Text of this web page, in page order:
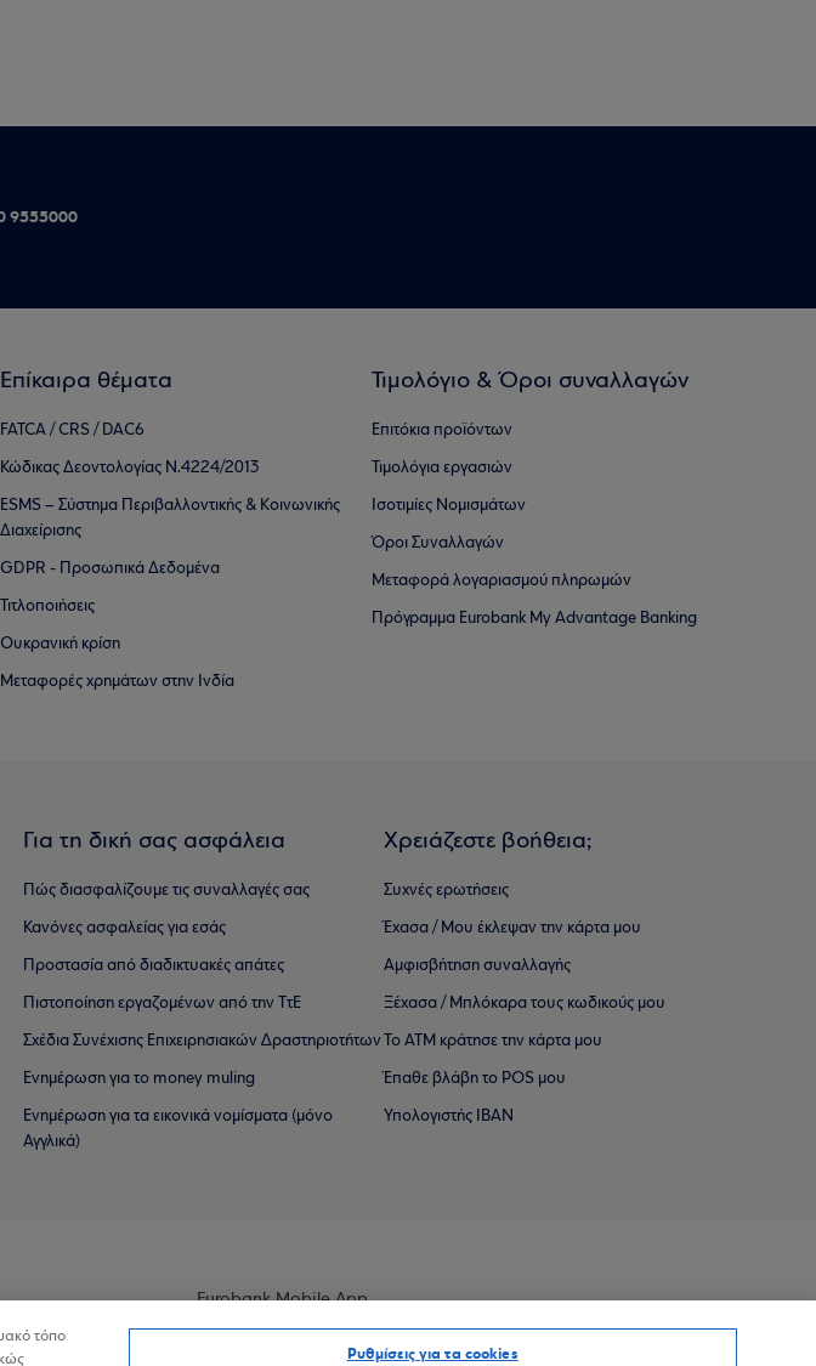
9555000
Επίκαιρα θέματα
FATCA / CRS / DAC6
Κώδικας Δεοντολογίας Ν.4224/2013
ESMS – Σύστημα Περιβαλλοντικής & Κοινωνικής
Διαχείρισης
GDPR - Προσωπικά Δεδομένα
Τιτλοποιήσεις
Ουκρανική κρίση
Μεταφορές χρημάτων στην Ινδία
Τιμολόγιο & Όροι συναλλαγών
Επιτόκια προϊόντων
Τιμολόγια εργασιών
Ισοτιμίες Νομισμάτων
Όροι Συναλλαγών
Μεταφορά λογαριασμού πληρωμών
Πρόγραμμα Eurobank My Advantage Banking
Για τη δική σας ασφάλεια
Πώς διασφαλίζουμε τις συναλλαγές σας
Κανόνες ασφαλείας για εσάς
Προστασία από διαδικτυακές απάτες
Πιστοποίηση εργαζομένων από την ΤτΕ
Σχέδια Συνέχισης Επιχειρησιακών ∆ραστηριοτήτων
Ενημέρωση για το money muling
Ενημέρωση για τα εικονικά νομίσματα (μόνο
Αγγλικά)
Χρειάζεστε βοήθεια;
Συχνές ερωτήσεις
Έχασα / Μου έκλεψαν την κάρτα μου
Αμφισβήτηση συναλλαγής
Ξέχασα / Μπλόκαρα τους κωδικούς μου
Το ΑΤΜ κράτησε την κάρτα μου
Έπαθε βλάβη το POS μου
Υπολογιστής IBAN
Eurobank Mobile App
τόπο
Ρυθμίσεις για τα cookies